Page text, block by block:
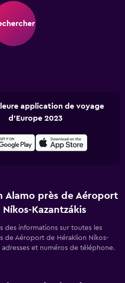
application de voyage
d'Europe 2023
Alamo près de Aéroport
Kazantzákis
des informations sur toutes les
de Aéroport de Héraklion Níkos-
adresses et numéros de téléphone.